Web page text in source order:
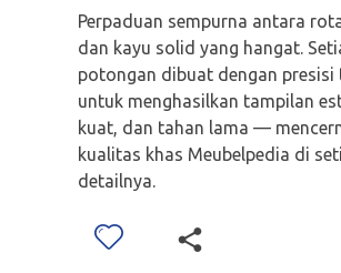
Perpaduan sempurna antara
dan kayu solid yang hangat.
potongan dibuat dengan presisi
untuk menghasilkan tampilan
kuat, dan tahan lama —
kualitas khas Meubelpedia di
detailnya.